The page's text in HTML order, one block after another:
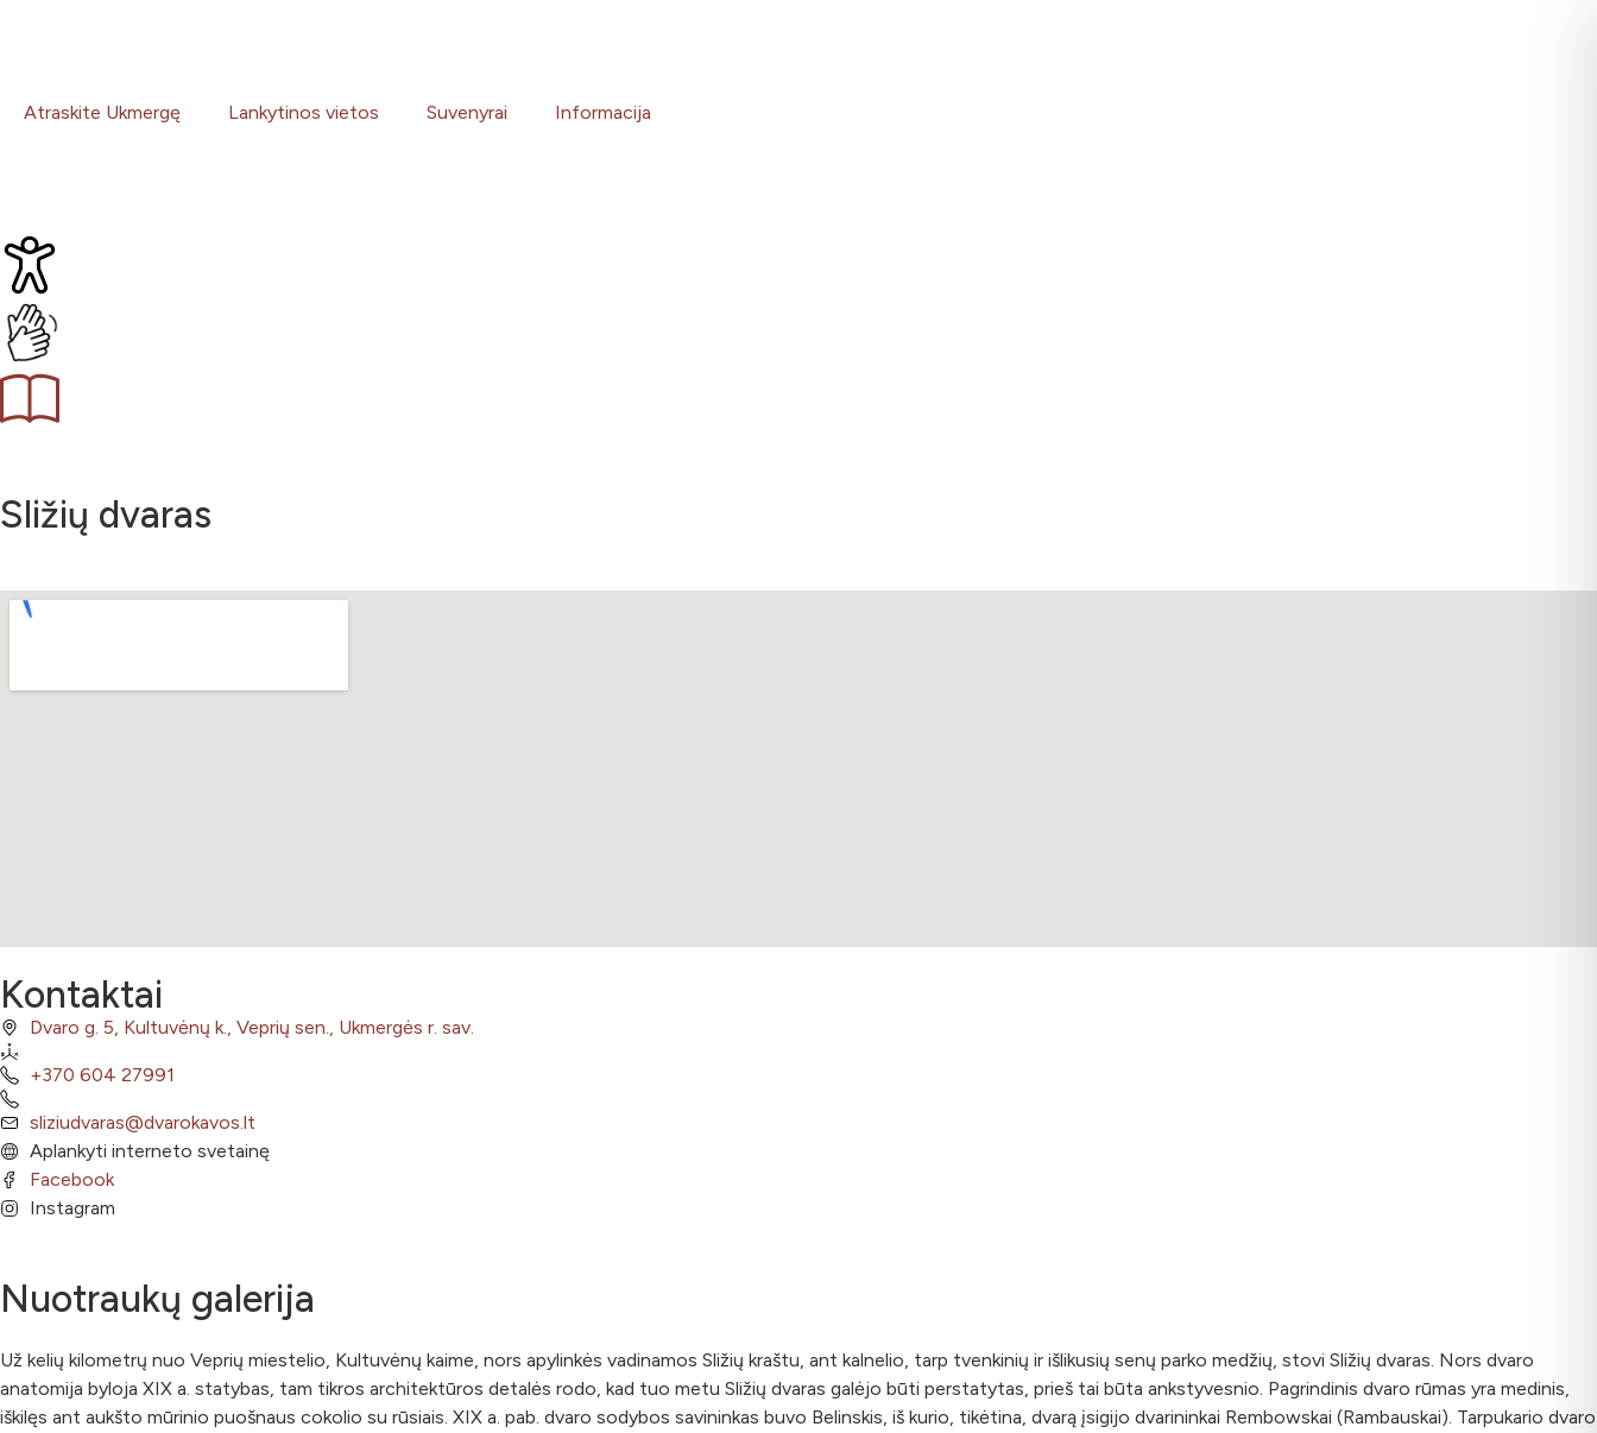
Atraskite Ukmergę Lankytinos vietos Suvenyrai Informacija
Sližių dvaras
Kontaktai
Dvaro g. 5, Kultuvėnų k., Veprių sen., Ukmergės r. sav.
+370 604 27991
sliziudvaras@dvarokavos.lt
Aplankyti interneto svetainę
Facebook
Instagram
Nuotraukų galerija
Už kelių kilometrų nuo Veprių miestelio, Kultuvėnų kaime, nors apylinkės vadinamos Sližių kraštu, ant kalnelio, tarp tvenkinių ir išlikusių senų parko medžių, stovi Sližių dvaras. Nors dvaro
anatomija byloja XIX a. statybas, tam tikros architektūros detalės rodo, kad tuo metu Sližių dvaras galėjo būti perstatytas, prieš tai būta ankstyvesnio. Pagrindinis dvaro rūmas yra medinis,
iškilęs ant aukšto mūrinio puošnaus cokolio su rūsiais. XIX a. pab. dvaro sodybos savininkas buvo Belinskis, iš kurio, tikėtina, dvarą įsigijo dvarininkai Rembowskai (Rambauskai). Tarpukario dvaro